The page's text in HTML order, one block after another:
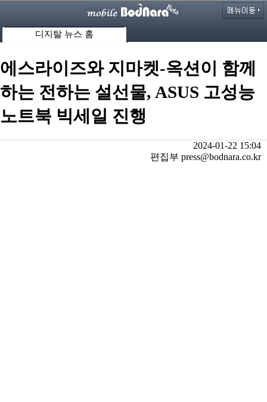
디지탈 뉴스 홈
에스라이즈와 지마켓-옥션이 함께
하는 전하는 설선물, ASUS 고성능
노트북 빅세일 진행
2024-01-22 15:04
편집부 press@bodnara.co.kr